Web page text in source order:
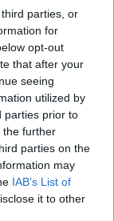
parties, or
for
opt-out
that after your
seeing
utilized by
parties prior to
the further
parties on the
may
IAB’s List of
it to other
Questo è il